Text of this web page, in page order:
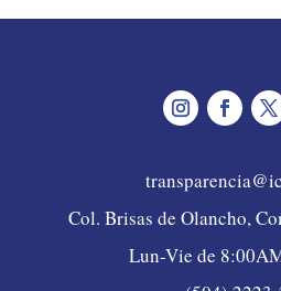
Col. Brisas de Olancho,
Lun-Vie de